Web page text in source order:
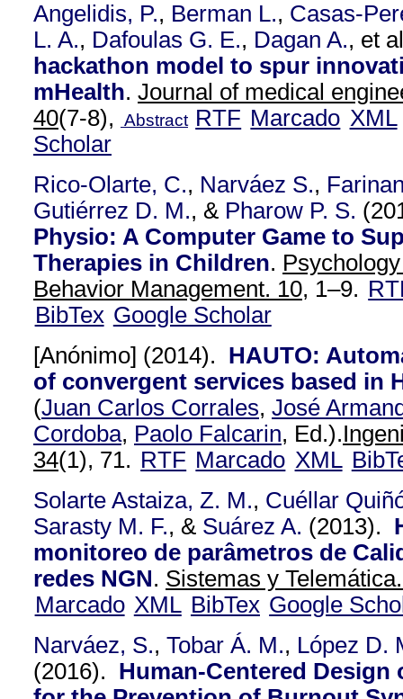
Angelidis, P., Berman L., Casas-
L. A., Dafoulas G. E., Dagan A., et
hackathon model to spur
mHealth. Journal of medical
40(7-8), Abstract RTF Marcado XML
Scholar
Rico-Olarte, C., Narváez S.,
Gutiérrez D. M., & Pharow P. S.
Physio: A Computer Game to
Therapies in Children.
Behavior Management. 10, 1–9.
BibTex Google Scholar
[Anónimo] (2014). HAUTO:
of convergent services based in
(Juan Carlos Corrales, José
Cordoba, Paolo Falcarin, Ed.).
34(1), 71. RTF Marcado XML
Solarte Astaiza, Z. M., Cuéllar
Sarasty M. F., & Suárez A. (2013).
monitoreo de parâmetros de
redes NGN. Sistemas y
Marcado XML BibTex Google
Narváez, S., Tobar Á. M., López D.
(2016). Human-Centered Design